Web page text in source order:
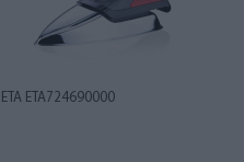
ETA ETA724690000